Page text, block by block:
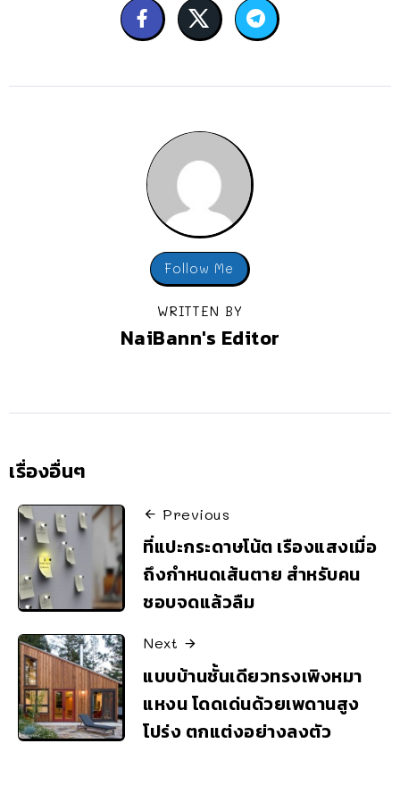
Follow Me
WRITTEN BY
NaiBann's Editor
เรื่องอื่นๆ
Previous
ที่แปะกระดาษโน้ต เรืองแสงเมื่อ
ถึงกำหนดเส้นตาย สำหรับคน
ชอบจดแล้วลืม
Next
แบบบ้านชั้นเดียวทรงเพิงหมา
แหงน โดดเด่นด้วยเพดานสูง
โปร่ง ตกแต่งอย่างลงตัว